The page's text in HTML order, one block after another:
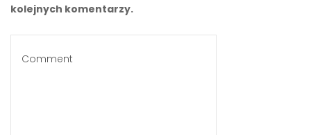
kolejnych komentarzy.